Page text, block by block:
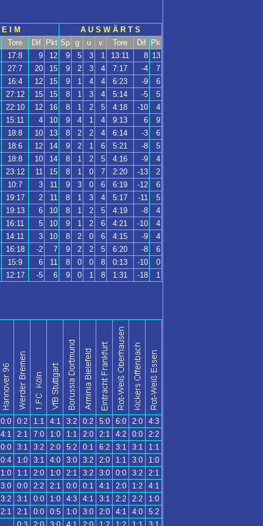
E I M
A U S W Ä R T S
Tore
Dif Pkt Sp g u v Tore Dif Pk
17:8
9 12 9 5 3 1 13:11 8 13
27:7
20 15 9 2 3 4 7:17 -4
7
16:4
12 15 9 1 4 4 6:23 -9
6
27:12
15 15 8 1 3 4 5:14 -5
5
22:10
12 16 8 1 2 5 4:18 -10
4
15:11
4 10 9 4 1 4 9:13 6
9
18:8
10 13 8 2 2 4 6:14 -3
6
18:6
12 14 9 2 1 6 5:21 -8
5
18:8
10 14 8 1 2 5 4:16 -9
4
23:12
11 15 8 1 0 7 2:20 -13
2
10:7
3 11 9 3 0 6 6:19 -12
6
19:17
2 11 8 1 3 4 5:17 -11
5
19:13
6 10 8 1 2 5 4:19 -8
4
16:11
5 10 9 1 2 6 4:21 -10
4
14:11
3 10 8 2 0 6 4:15 -9
4
16:18
-2 7 9 2 2 5 6:20 -8
6
15:9
6 11 8 0 0 8 0:13 -10
0
12:17
-5 6 9 0 1 8 1:31 -18 1
0:0 0:2 1:1 4:1 3:2 0:2 5:0 6:0 2:0
4:3
4:1
2:1 7:0 1:0 1:1 2:0 2:1 4:2 0:0
2:2
0:0
3:1 3:2 2:0 5:2 0:1 6:2 3:1 3:1
1:1
0:4
1:0 3:1 4:0 3:0 3:2 2:0 1:1 3:0
1:0
1:0
1:1 2:0 1:0 2:1 3:2 3:0 0:0 3:2
2:1
3:0
0:0 2:2 2:1 0:0 0:1 4:1 2:0 1:2
4:1
3:2
3:1 0:0 1:0 4:3 4:1 3:1 2:2 2:2
1:0
2:1
2:1 0:0 0:5 1:0 3:0 2:0 4:1 4:0
5:2